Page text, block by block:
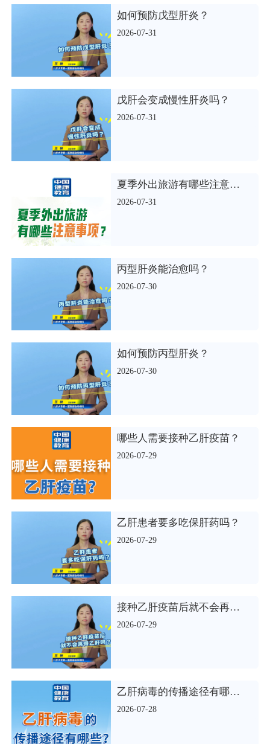
如何预防戊型肝炎？
2026-07-31
戊肝会变成慢性肝炎吗？
2026-07-31
夏季外出旅游有哪些注意事项？
2026-07-31
丙型肝炎能治愈吗？
2026-07-30
如何预防丙型肝炎？
2026-07-30
哪些人需要接种乙肝疫苗？
2026-07-29
乙肝患者要多吃保肝药吗？
2026-07-29
接种乙肝疫苗后就不会再得乙肝吗？
2026-07-29
乙肝病毒的传播途径有哪些？
2026-07-28